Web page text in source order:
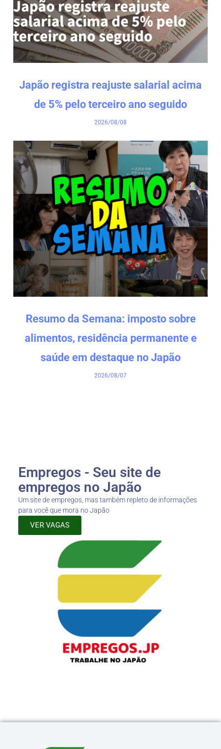
Japão registra reajuste salarial acima
de 5% pelo terceiro ano seguido
2026/08/08
Resumo da Semana: imposto sobre
alimentos, residência permanente e
saúde em destaque no Japão
2026/08/07
Empregos - Seu site de
empregos no Japão
Um site de empregos, mas também repleto de informações
para você que mora no Japão
VER VAGAS